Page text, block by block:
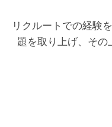
リクルートでの経験
題を取り上げ、その